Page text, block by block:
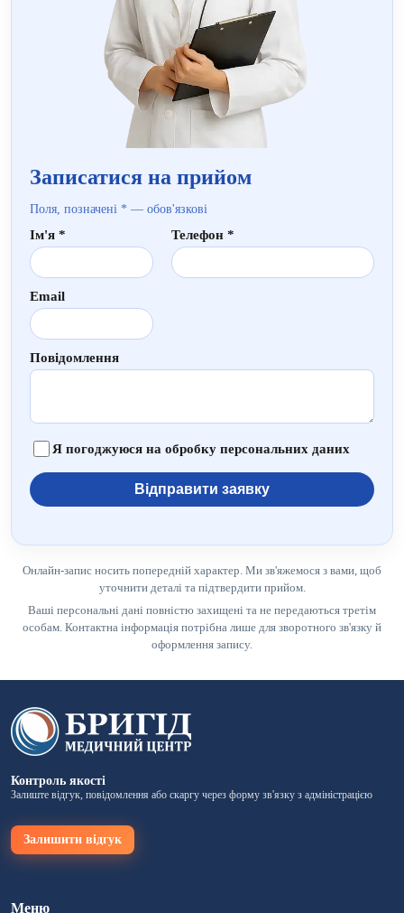
Записатися на прийом
Поля, позначені * — обов'язкові
Ім'я * Телефон *
Email
Повідомлення
Я погоджуюся на обробку персональних даних
Відправити заявку
Онлайн-запис носить попередній характер. Ми зв'яжемося з вами, щоб
уточнити деталі та підтвердити прийом.
Ваші персональні дані повністю захищені та не передаються третім
особам. Контактна інформація потрібна лише для зворотного зв'язку й
оформлення запису.
Контроль якості
Залиште відгук, повідомлення або скаргу через форму зв'язку з адміністрацією
Залишити відгук
Меню